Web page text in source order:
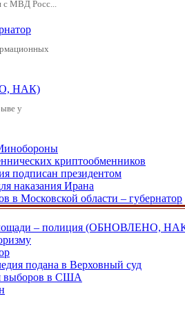
с МВД Росс...
НАК)
у
криптообменников
подписан президентом
наказания Ирана
в Московской области – губернатор
площади – полиция (ОБНОВЛЕНО,
подана в Верховный суд
выборов в США